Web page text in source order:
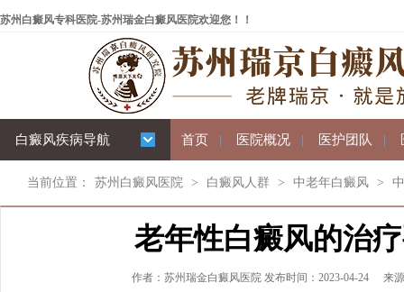
苏州白癜风专科医院-苏州瑞金白癜风医院欢迎您！！
白癜风疾病导航 首页 | 医院概况 | 医护团队 |
当前位置： 苏州白癜风医院 > 白癜风人群 > 中老年白癜风 >
老年性白癜风的治
作者：苏州瑞金白癜风医院 发布时间：2023-04-24 来